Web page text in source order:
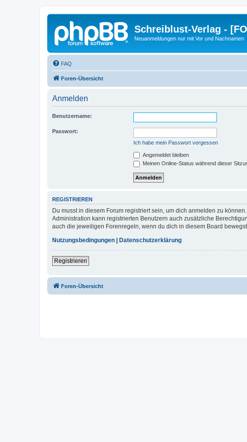
Schreiblust-Verlag -
Neuanmeldungen nur mit Vor und Nachnamen
FAQ
Foren-Übersicht
Anmelden
Benutzername:
Passwort:
Ich habe mein Passwort vergessen
Angemeldet bleiben
Meinen Online-Status während dieser
REGISTRIEREN
Du musst in diesem Forum registriert sein, um dich anmelden zu
Administration kann registrierten Benutzern auch zusätzliche
auch die jeweiligen Forenregeln, wenn du dich in diesem Board
Nutzungsbedingungen
Datenschutzerklärung
Registrieren
Foren-Übersicht